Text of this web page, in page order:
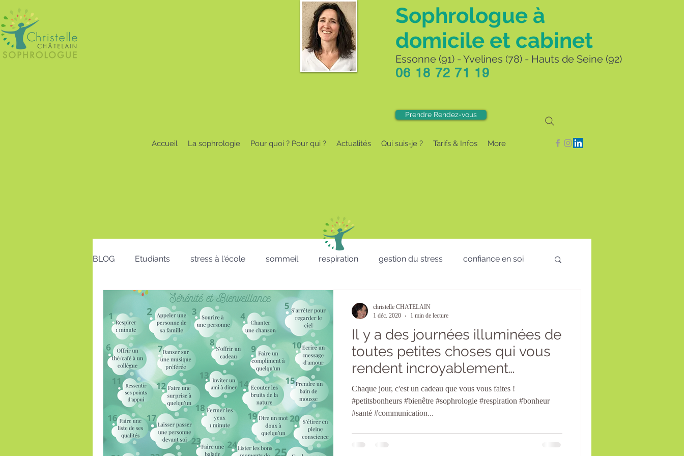
Sophrologue à
domicile et cabinet
Essonne (91) - Yvelines (78) - Hauts de Seine (92)
06 18 72 71 19
Prendre Rendez-vous
Accueil La sophrologie Pour quoi ? Pour qui ? Actualités Qui suis-je ? Tarifs & Infos More
BLOG Etudiants stress à l'école sommeil respiration gestion du stress confiance en soi
Bon cadeau RH - CSE - Formation - QVT
calendrier action positive Téléthon Enfants lâcher prise télétravail visio
postures au travail Voeux micro sieste Saint Valentin
insomnie
Il y a des journées illuminées de
toutes petites choses qui vous
rendent incroyablement
heureux !
Chaque jour, c'est un cadeau que vous vous faites !
#petitsbonheurs #bienêtre #sophrologie #respiration #bonheur
#santé #communication...
christelle CHATELAIN
1 déc. 2020
1 min de lecture